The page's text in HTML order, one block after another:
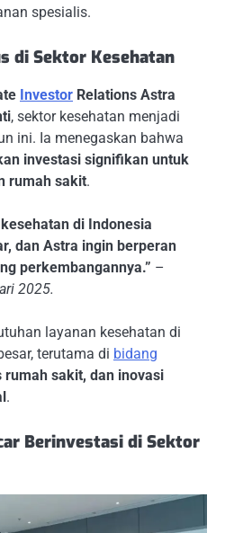
spesialis.
di Sektor Kesehatan
Investor Relations Astra
, sektor kesehatan menjadi
ini. Ia menegaskan bahwa
investasi signifikan untuk
rumah sakit.
di Indonesia
dan Astra ingin berperan
perkembangannya.” –
2025.
layanan kesehatan di
terutama di bidang
sakit, dan inovasi
.
Berinvestasi di Sektor